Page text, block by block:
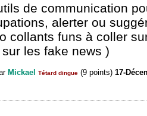
de communication
alerter ou
collants funs à coller
les fake news )
Mickael Tétard dingue (9 points) 17-